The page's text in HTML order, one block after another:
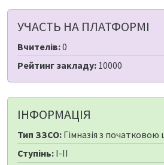
УЧАСТЬ НА ПЛАТФОРМІ
Вчителів:0
Рейтинг закладу: 10000
ІНФОРМАЦІЯ
Тип ЗЗСО: Гімназія з
Ступінь: I-II